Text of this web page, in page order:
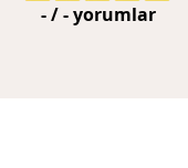
-/-yorumlar